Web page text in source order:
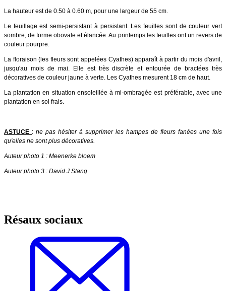
La hauteur est de 0.50 à 0.60 m, pour une largeur de 55 cm.
Le feuillage est semi-persistant à persistant. Les feuilles sont de couleur vert
sombre, de forme obovale et élancée. Au printemps les feuilles ont un revers de
couleur pourpre.
La floraison (les fleurs sont appelées Cyathes) apparaît à partir du mois d'avril,
jusqu'au mois de mai. Elle est très discrète et entourée de bractées très
décoratives de couleur jaune à verte. Les Cyathes mesurent 18 cm de haut.
La plantation en situation ensoleillée à mi-ombragée est préférable, avec une
plantation en sol frais.
ASTUCE : ne pas hésiter à supprimer les hampes de fleurs fanées une fois
qu'elles ne sont plus décoratives.
Auteur photo 1 : Meenerke bloem
Auteur photo 3 : David J Stang
Résaux sociaux